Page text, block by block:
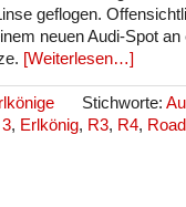
geflogen.
neuen Audi-Spot an
[Weiterlesen…]
Stichworte:
, Erlkönig, R3, R4,